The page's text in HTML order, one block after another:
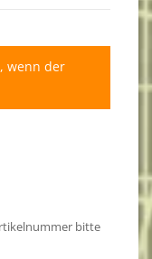
wenn der
bitte